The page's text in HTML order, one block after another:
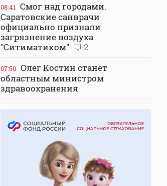
08:41 Смог над городами.
Саратовские санврачи
официально признали
загрязнение воздуха
"Ситиматиком"
2
07:50 Олег Костин станет
областным министром
здравоохранения